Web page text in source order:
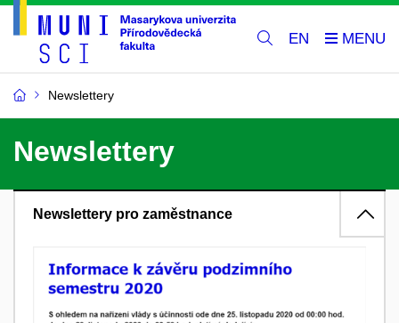
EN
Newslettery
Newslettery
Newslettery pro zaměstnance